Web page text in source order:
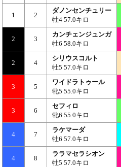
1 2
ダノンセンチュリー
牡4 57.0キロ
2 3
カンチェンジュンガ
牡6 58.0キロ
2 4
シリウスコルト
牡5 57.0キロ
3 5
ワイドラトゥール
牝5 55.0キロ
3 6
セフィロ
牝6 55.0キロ
4 7
ラケマーダ
牡6 57.0キロ
4 8
ララマセラシオン
牡5 57.0キロ